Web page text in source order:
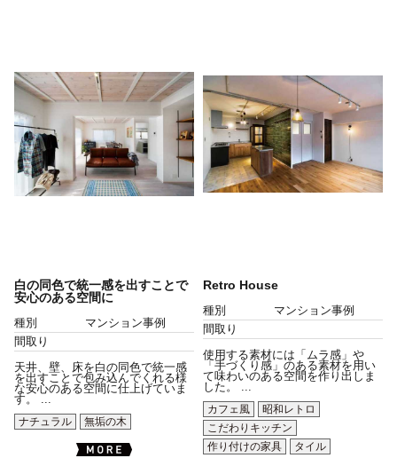
白の同色で統一感を出すことで
安心のある空間に
種別
マンション事例
間取り
天井、壁、床を白の同色で統一感
を出すことで包み込んでくれる様
な安心のある空間に仕上げていま
す。 ...
ナチュラル
無垢の木
Retro House
種別
マンション事例
間取り
使用する素材には「ムラ感」や
「手づくり感」のある素材を用い
て味わいのある空間を作り出しま
した。 ...
カフェ風
昭和レトロ
こだわりキッチン
作り付けの家具
タイル